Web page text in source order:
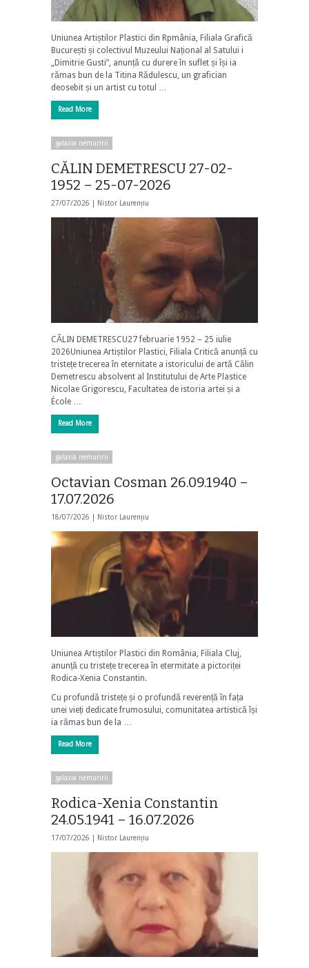
Uniunea Artiștilor Plastici din Rpmânia, Filiala Grafică
București și colectivul Muzeului Național al Satului i
„Dimitrie Gusti”, anunță cu durere în suflet și își ia
rămas bun de la Titina Rădulescu, un grafician
deosebit și un artist cu totul …
Read More
galaxia nemuririi
CĂLIN DEMETRESCU 27-02-
1952 – 25-07-2026
27/07/2026 | Nistor Laurențiu
CĂLIN DEMETRESCU27 februarie 1952 – 25 iulie
2026Uniunea Artiștilor Plastici, Filiala Critică anunță cu
tristețe trecerea în eternitate a istoricului de artă Călin
Demetrescu absolvent al Institutului de Arte Plastice
Nicolae Grigorescu, Facultatea de istoria artei și a
École …
Read More
galaxia nemuririi
Octavian Cosman 26.09.1940 –
17.07.2026
18/07/2026 | Nistor Laurențiu
Uniunea Artiștilor Plastici din România, Filiala Cluj,
anunță cu tristețe trecerea în etermitate a pictoriței
Rodica-Xenia Constantin.
Cu profundă tristețe și o profundă reverență în fața
unei vieți dedicate frumosului, comunitatea artistică își
ia rămas bun de la …
Read More
galaxia nemuririi
Rodica-Xenia Constantin
24.05.1941 – 16.07.2026
17/07/2026 | Nistor Laurențiu